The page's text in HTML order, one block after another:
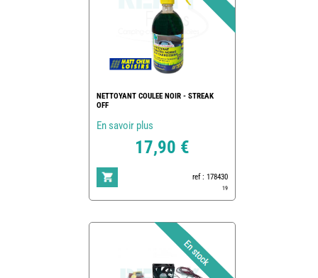
NETTOYANT COULEE NOIR - STREAK
OFF
En savoir plus
17,90 €
ref : 178430
19